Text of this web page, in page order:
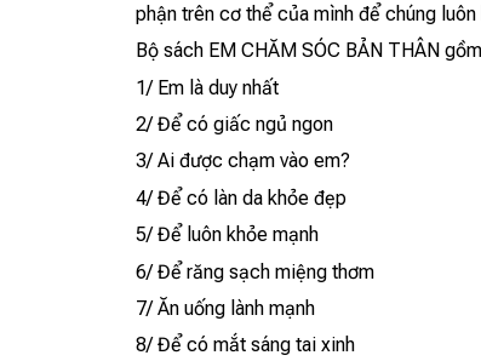
phận trên cơ thể của mình để chúng
Bộ sách EM CHĂM SÓC BẢN THÂN
1/ Em là duy nhất
2/ Để có giấc ngủ ngon
3/ Ai được chạm vào em?
4/ Để có làn da khỏe đẹp
5/ Để luôn khỏe mạnh
6/ Để răng sạch miệng thơm
7/ Ăn uống lành mạnh
8/ Để có mắt sáng tai xinh